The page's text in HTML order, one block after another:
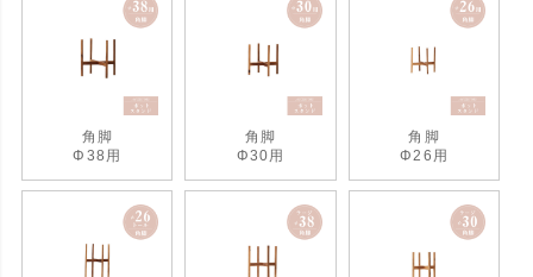
角脚
Φ38用
角脚
Φ30用
角脚
Φ26用